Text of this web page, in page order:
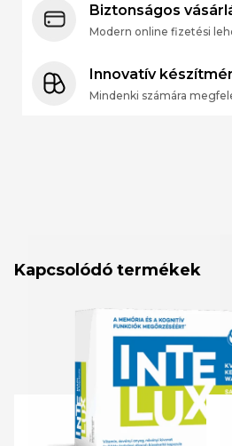
Biztonságos
Modern online fizetési
Innovatív
Mindenki számára
Kapcsolódó termékek